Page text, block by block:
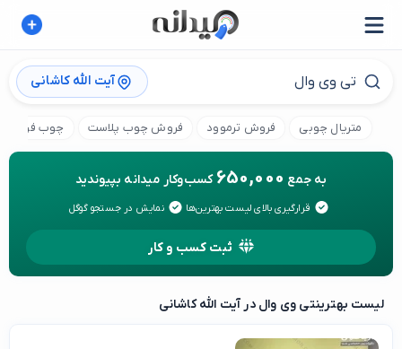
آیت الله کاشانی
متریال چوبی فروش ترموود فروش چوب پلاست چوب فروشی
به جمع 650,000 کسب‌وکار میدانه بپیوندید
قرارگیری بالای لیست بهترین‌ها نمایش در جستجو گوگل
ثبت کسب و کار
لیست بهترینتی وی وال در آیت الله کاشانی